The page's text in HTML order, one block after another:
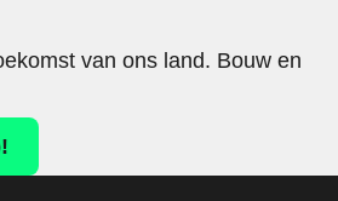
van ons land. Bouw en